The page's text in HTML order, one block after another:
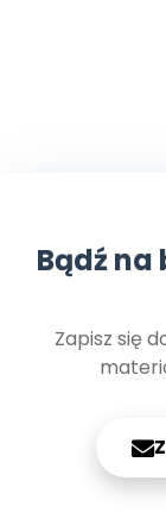
Bądź na
Zapisz się